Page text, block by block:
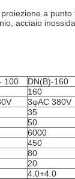
a
acciaio
100 DN(B)-160
160
3φAC 380V
35
50
6000
450
80
20
4.0+4.0